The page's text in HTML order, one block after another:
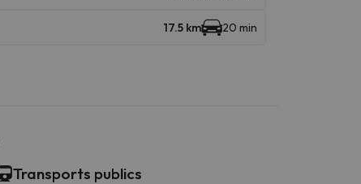
17.5 km 20 min
Transports publics